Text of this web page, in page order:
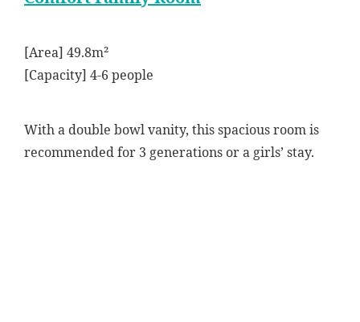
[Area] 49.8m²
[Capacity] 4-6 people
With a double bowl vanity, this spacious room is
recommended for 3 generations or a girls’ stay.